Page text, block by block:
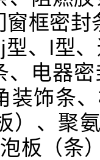
窗框密
、l型
、电器
装饰条
）、聚
板（条